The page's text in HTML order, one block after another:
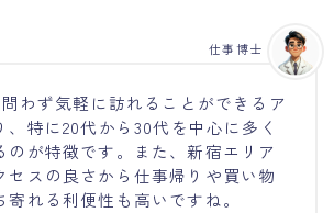
わず気軽に訪れることができるア
、特に20代から30代を中心に多く
のが特徴です。また、新宿エリア
セスの良さから仕事帰りや買い物
寄れる利便性も高いですね。
仕事博士